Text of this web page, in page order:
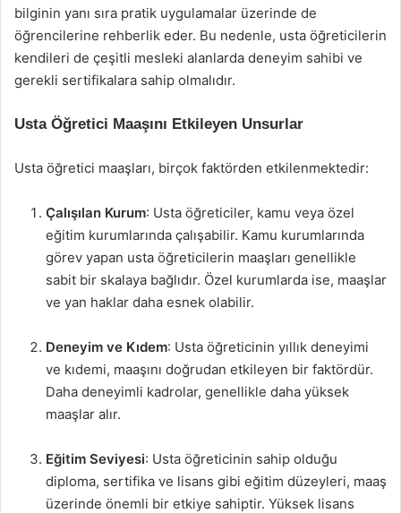
bilginin yanı sıra pratik uygulamalar üzerinde de
öğrencilerine rehberlik eder. Bu nedenle, usta öğreticilerin
kendileri de çeşitli mesleki alanlarda deneyim sahibi ve
gerekli sertifikalara sahip olmalıdır.
Usta Öğretici Maaşını Etkileyen Unsurlar
Usta öğretici maaşları, birçok faktörden etkilenmektedir:
Çalışılan Kurum: Usta öğreticiler, kamu veya özel
eğitim kurumlarında çalışabilir. Kamu kurumlarında
görev yapan usta öğreticilerin maaşları genellikle
sabit bir skalaya bağlıdır. Özel kurumlarda ise, maaşlar
ve yan haklar daha esnek olabilir.
Deneyim ve Kıdem: Usta öğreticinin yıllık deneyimi
ve kıdemi, maaşını doğrudan etkileyen bir faktördür.
Daha deneyimli kadrolar, genellikle daha yüksek
maaşlar alır.
Eğitim Seviyesi: Usta öğreticinin sahip olduğu
diploma, sertifika ve lisans gibi eğitim düzeyleri, maaş
üzerinde önemli bir etkiye sahiptir. Yüksek lisans